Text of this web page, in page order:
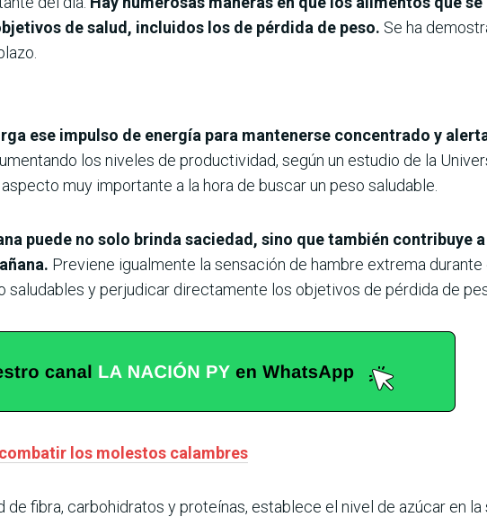
de salud, incluidos los de pérdida de peso. Se ha
ese impulso de energía para mantenerse concentrado y
los niveles de productividad, según un estudio de la
muy importante a la hora de buscar un peso saludable.
puede no solo brinda saciedad, sino que también contribuye
Previene igualmente la sensación de hambre extrema durante
y perjudicar directamente los objetivos de pérdida de
los molestos calambres
fibra, carbohidratos y proteínas, establece el nivel de azúcar en la